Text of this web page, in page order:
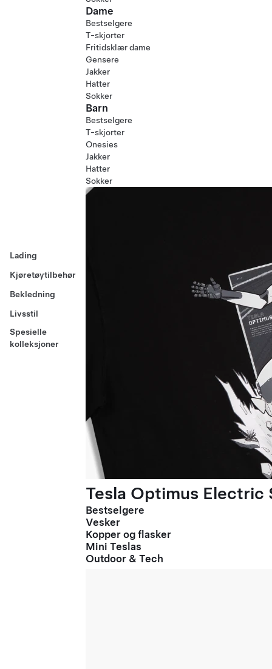
Lading
Kjøretøytilbehør
Bekledning
Livsstil
Spesielle
kolleksjoner
Dame
Bestselgere
T-skjorter
Fritidsklær dame
Gensere
Jakker
Hatter
Sokker
Barn
Bestselgere
T-skjorter
Onesies
Jakker
Hatter
Sokker
Tesla Optimus
Bestselgere
Vesker
Kopper og flasker
Mini Teslas
Outdoor & Tech